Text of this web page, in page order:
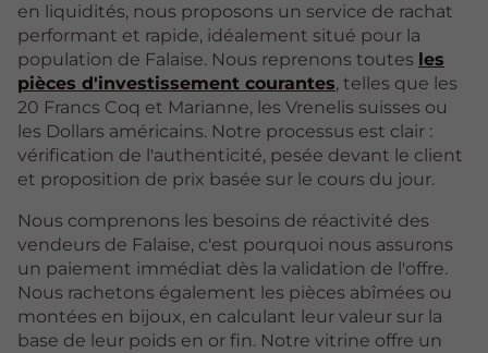
en liquidités, nous proposons un service de rachat
performant et rapide, idéalement situé pour la
population de Falaise. Nous reprenons toutes les
pièces d'investissement courantes, telles que les
20 Francs Coq et Marianne, les Vrenelis suisses ou
les Dollars américains. Notre processus est clair :
vérification de l'authenticité, pesée devant le client
et proposition de prix basée sur le cours du jour.
Nous comprenons les besoins de réactivité des
vendeurs de Falaise, c'est pourquoi nous assurons
un paiement immédiat dès la validation de l'offre.
Nous rachetons également les pièces abîmées ou
montées en bijoux, en calculant leur valeur sur la
base de leur poids en or fin. Notre vitrine offre un